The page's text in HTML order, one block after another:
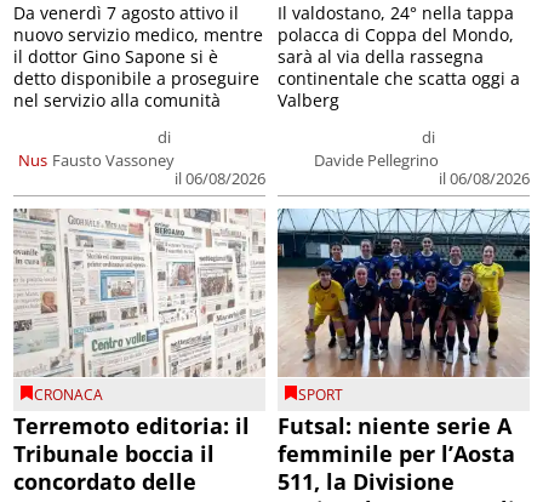
Nus
di
Fausto Vassoney
il 06/08/2026
Da venerdì 7 agosto attivo il
nuovo servizio medico, mentre
il dottor Gino Sapone si è
detto disponibile a proseguire
nel servizio alla comunità
di
Davide Pellegrino
il 06/08/2026
Il valdostano, 24° nella tappa
polacca di Coppa del Mondo,
sarà al via della rassegna
continentale che scatta oggi a
Valberg
CRONACA
Terremoto editoria: il
Tribunale boccia il
concordato delle
SPORT
Futsal: niente serie A
femminile per l’Aosta
511, la Divisione